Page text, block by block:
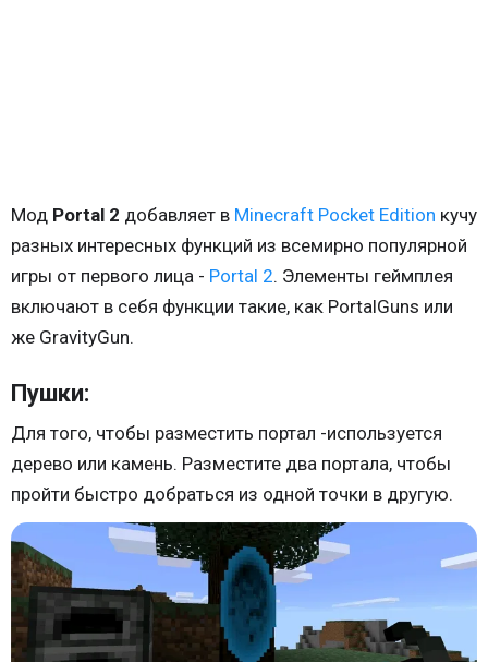
Мод Portal 2 добавляет в Minecraft Pocket Edition кучу
разных интересных функций из всемирно популярной
игры от первого лица - Portal 2. Элементы геймплея
включают в себя функции такие, как PortalGuns или
же GravityGun.
Пушки:
Для того, чтобы разместить портал -используется
дерево или камень. Разместите два портала, чтобы
пройти быстро добраться из одной точки в другую.